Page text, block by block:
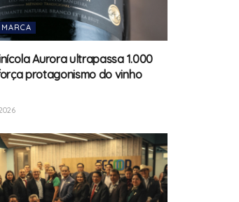
Aurora ultrapassa 1.000
protagonismo do vinho